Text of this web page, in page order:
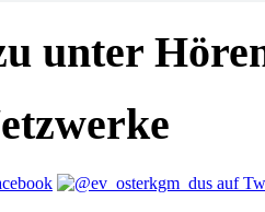
unter